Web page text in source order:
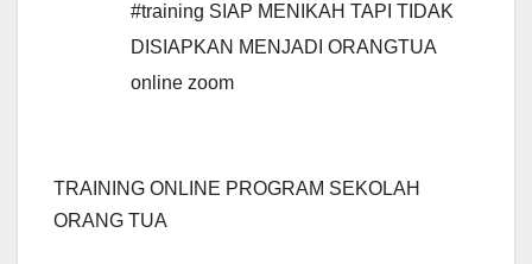
#training SIAP MENIKAH TAPI TIDAK
DISIAPKAN MENJADI ORANGTUA
online zoom
TRAINING ONLINE PROGRAM SEKOLAH
ORANG TUA